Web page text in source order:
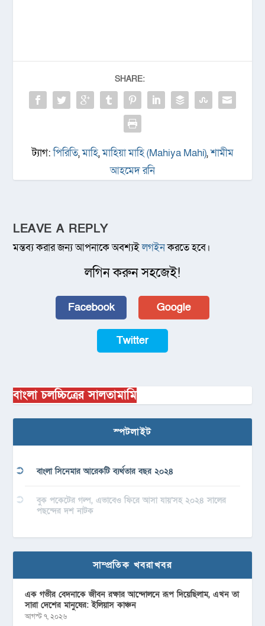
SHARE:
ট্যাগ:পিরিতি,মাহি,মাহিয়া মাহি (Mahiya Mahi),শামীম
আহমেদ রনি
LEAVE A REPLY
মন্তব্য করার জন্য আপনাকে অবশ্যইলগইনকরতে হবে।
লগিন করুন সহজেই!
Facebook Google
Twitter
বাংলা চলচ্চিত্রের সালতামামি
স্পটলাইট
বাংলা সিনেমার আরেকটি ব্যর্থতার বছর ২০২৪
বুক পকেটের গল্প, এভাবেও ফিরে আসা যায়’সহ ২০২৪ সালের
পছন্দের দশ নাটক
সাম্প্রতিক খবরাখবর
এক গভীর বেদনাকে জীবন রক্ষার আন্দোলনে রূপ দিয়েছিলাম, এখন তা
সারা দেশের মানুষের: ইলিয়াস কাঞ্চন
আগস্ট ৭, ২০২৬